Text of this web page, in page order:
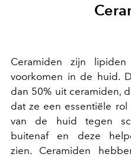
Ceramiden zijn
voorkomen in de huid.
dan 50% uit ceramiden,
dat ze een essentiële
van de huid tegen
buitenaf en deze
zien. Ceramiden